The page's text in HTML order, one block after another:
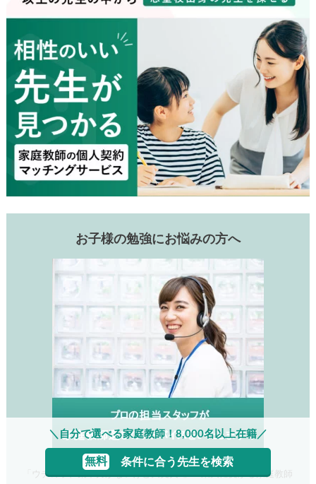
お子様の勉強にお悩みの方へ
「ウチの子、集中力がないけど大丈夫?」「東大に受かる家庭教師
＼自分で選べる家庭教師！8,000名以上在籍／
無料 条件に合う先生を検索